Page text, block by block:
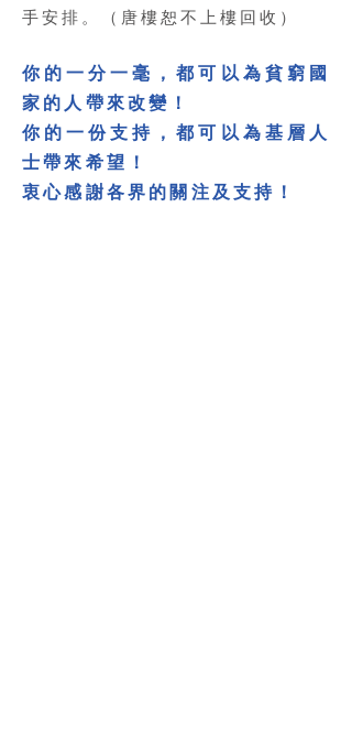
手安排。（唐樓恕不上樓回收）
你的一分一毫，都可以為貧窮國
家的人帶來改變！
你的一份支持，都可以為基層人
士帶來希望！
衷心感謝各界的關注及支持！